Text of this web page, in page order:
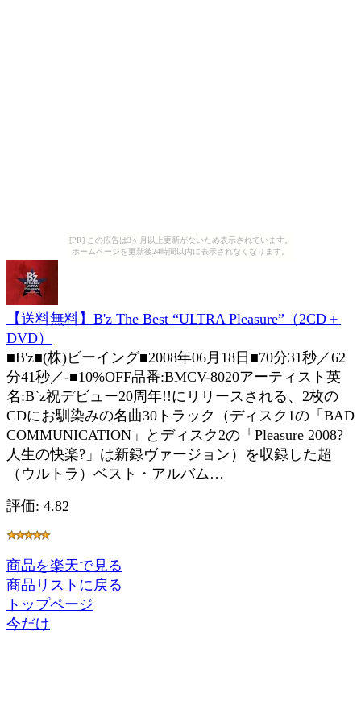
[PR] この広告は3ヶ月以上更新がないため表示されています。
ホームページを更新後24時間以内に表示されなくなります。
【送料無料】B'z The Best “ULTRA Pleasure”（2CD＋
DVD）
■B'z■(株)ビーイング■2008年06月18日■70分31秒／62
分41秒／-■10%OFF品番:BMCV-8020アーティスト英
名:B`z祝デビュー20周年!!にリリースされる、2枚の
CDにお馴染みの名曲30トラック（ディスク1の「BAD
COMMUNICATION」とディスク2の「Pleasure 2008?
人生の快楽?」は新録ヴァージョン）を収録した超
（ウルトラ）ベスト・アルバム…
評価: 4.82
商品を楽天で見る
商品リストに戻る
トップページ
今だけ